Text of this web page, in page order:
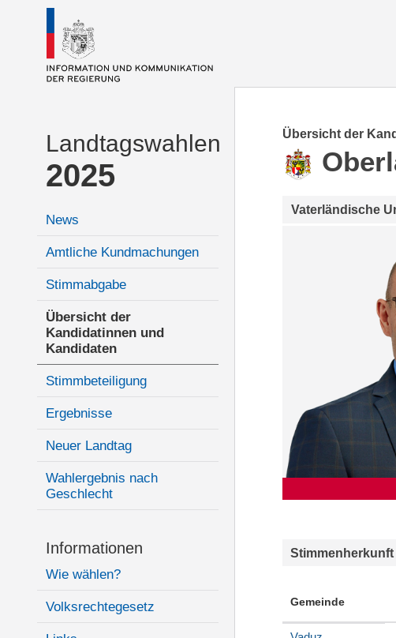
Landtagswahlen
2025
News
Amtliche Kundmachungen
Stimmabgabe
Übersicht der
Kandidatinnen und
Kandidaten
Stimmbeteiligung
Ergebnisse
Neuer Landtag
Wahlergebnis nach
Geschlecht
Informationen
Wie wählen?
Volksrechtegesetz
Übersicht der
Vaterländische
Stimmenherkunft
Gemeinde